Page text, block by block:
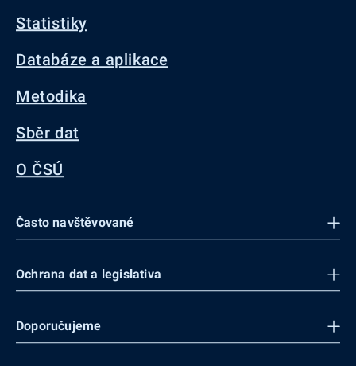
Statistiky
Databáze a aplikace
Metodika
Sběr dat
O ČSÚ
Často navštěvované
Ochrana dat a legislativa
Doporučujeme